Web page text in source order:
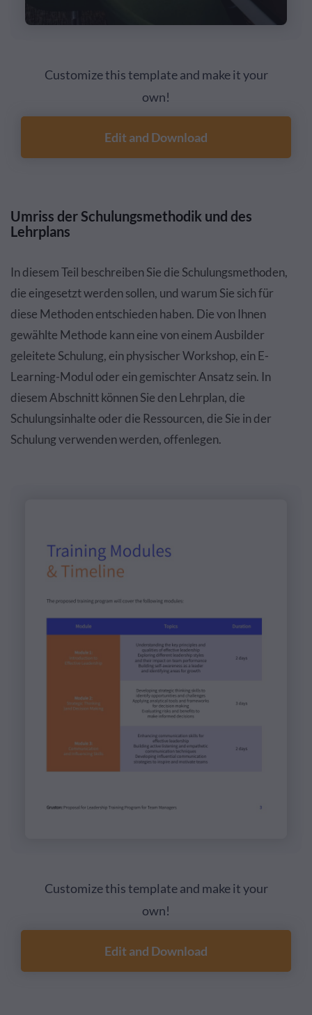
Customize this template and make it your
own!
Edit and Download
Umriss der Schulungsmethodik und des
Lehrplans
In diesem Teil beschreiben Sie die Schulungsmethoden,
die eingesetzt werden sollen, und warum Sie sich für
diese Methoden entschieden haben. Die von Ihnen
gewählte Methode kann eine von einem Ausbilder
geleitete Schulung, ein physischer Workshop, ein E-
Learning-Modul oder ein gemischter Ansatz sein. In
diesem Abschnitt können Sie den Lehrplan, die
Schulungsinhalte oder die Ressourcen, die Sie in der
Schulung verwenden werden, offenlegen.
Customize this template and make it your
own!
Edit and Download